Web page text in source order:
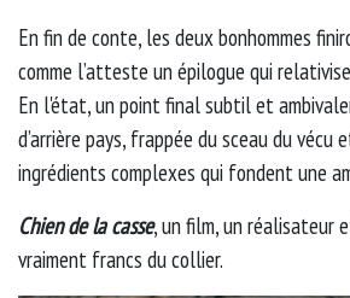
En fin de conte, les deux bonhommes
comme l’atteste un épilogue qui
En l'état, un point final subtil et
d’arrière pays, frappée du sceau du vécu
ingrédients complexes qui fondent une
Chien de la casse, un film, un réalisateur
vraiment francs du collier.